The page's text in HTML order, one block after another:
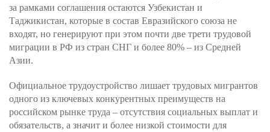
за рамками соглашения остаются Узбекистан и
Таджикистан, которые в состав Евразийского союза не
входят, но генерируют при этом почти две трети трудовой
миграции в РФ из стран СНГ и более 80% – из Средней
Азии.
Официальное трудоустройство лишает трудовых мигрантов
одного из ключевых конкурентных преимуществ на
российском рынке труда – отсутствия социальных выплат и
обязательств, а значит и более низкой стоимости для